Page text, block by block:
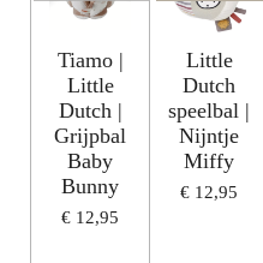
Tiamo |
Little
Dutch |
Grijpbal
Baby
Bunny
€ 12,95
Little
Dutch
speelbal |
Nijntje
Miffy
€ 12,95